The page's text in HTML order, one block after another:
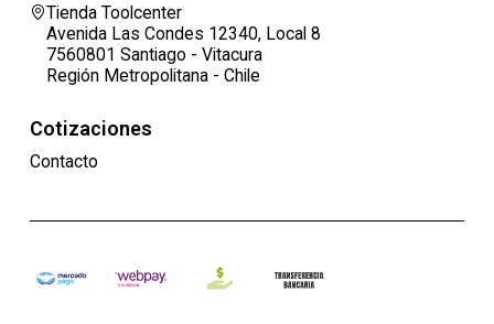
Tienda Toolcenter
Avenida Las Condes 12340, Local 8
7560801 Santiago - Vitacura
Región Metropolitana - Chile
Cotizaciones
Contacto